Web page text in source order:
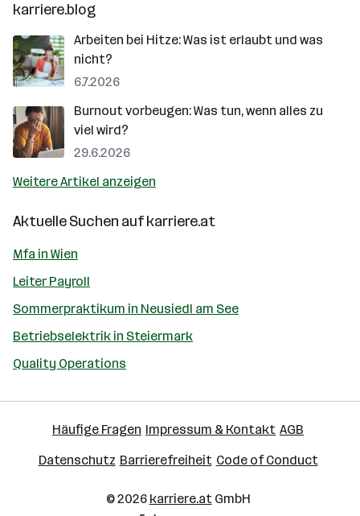
karriere.blog
Arbeiten bei Hitze: Was ist erlaubt und was
nicht?
6.7.2026
Burnout vorbeugen: Was tun, wenn alles zu
viel wird?
29.6.2026
Weitere Artikel anzeigen
Aktuelle Suchen aufkarriere.at
Mfa in Wien
Leiter Payroll
Sommerpraktikum in Neusiedl am See
Betriebselektrik in Steiermark
Quality Operations
Häufige Fragen Impressum & Kontakt AGB
Datenschutz Barrierefreiheit Code of Conduct
© 2026 karriere.atGmbH